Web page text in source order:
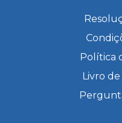
Política
Livro